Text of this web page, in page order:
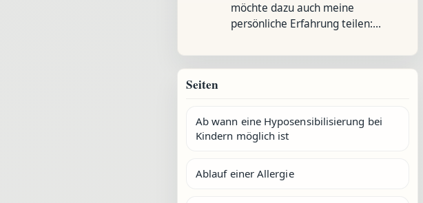
möchte dazu auch meine
persönliche Erfahrung teilen:…
Seiten
Ab wann eine Hyposensibilisierung bei
Kindern möglich ist
Ablauf einer Allergie